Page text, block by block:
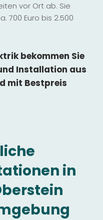
vor Ort ab. Sie
700 Euro bis 2.500
bekommen Sie
Installation aus
mit Bestpreis
in